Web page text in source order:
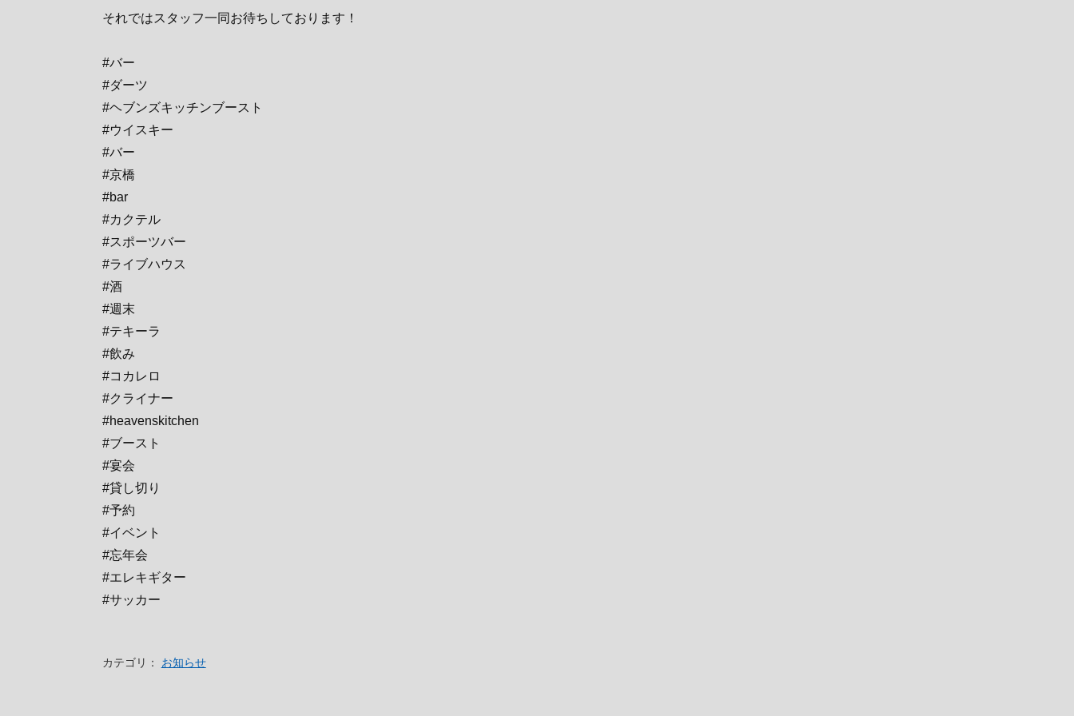
それではスタッフ一同お待ちしております！
#バー
#ダーツ
#ヘブンズキッチンブースト
#ウイスキー
#バー
#京橋
#bar
#カクテル
#スポーツバー
#ライブハウス
#酒
#週末
#テキーラ
#飲み
#コカレロ
#クライナー
#heavenskitchen
#ブースト
#宴会
#貸し切り
#予約
#イベント
#忘年会
#エレキギター
#サッカー
カテゴリ： お知らせ